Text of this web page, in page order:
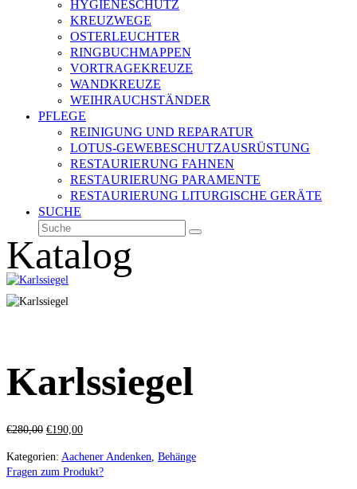
HYGIENESCHUTZ
KREUZWEGE
OSTERLEUCHTER
RINGBUCHMAPPEN
VORTRAGEKREUZE
WANDKREUZE
WEIHRAUCHSTÄNDER
PFLEGE
REINIGUNG UND REPARATUR
LOTUS-GEWEBESCHUTZAUSRÜSTUNG
RESTAURIERUNG FAHNEN
RESTAURIERUNG PARAMENTE
RESTAURIERUNG LITURGISCHE GERÄTE
SUCHE
Suche
Senden
Katalog
Karlssiegel
€280,00 Ursprünglicher
war:
€280,00
€190,00Aktueller
ist:
€190,00.
Kategorien: Aachener Andenken, Behänge
Fragen zum Produkt?